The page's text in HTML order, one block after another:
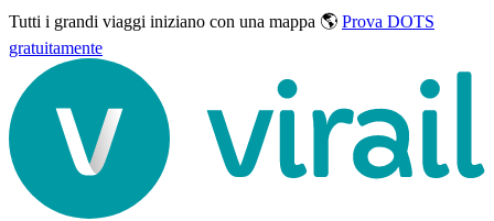
Tutti i grandi viaggi iniziano con una mappa 🌎 Prova DOTS
gratuitamente